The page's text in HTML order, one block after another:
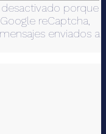
porque
reCaptcha,
enviados a